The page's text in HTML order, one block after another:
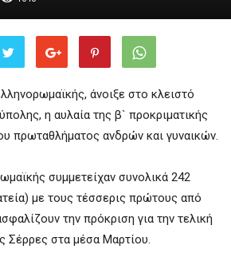
άνοιξε στο κλειστό
η αυλαία της β` προκριματικής
πρωταθλήματος ανδρών και γυναικών.
συμμετείχαν συνολικά 242
με τους τέσσερις πρώτους από
την πρόκριση για την τελική
Σέρρες στα μέσα Μαρτίου.